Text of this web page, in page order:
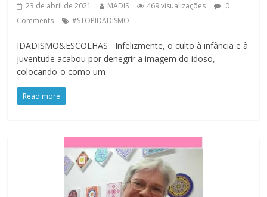
23 de abril de 2021 MADIS 469 visualizações
0
Comments
#STOPIDADISMO
IDADISMO&ESCOLHAS Infelizmente, o culto à infância e à
juventude acabou por denegrir a imagem do idoso,
colocando-o como um
Read more